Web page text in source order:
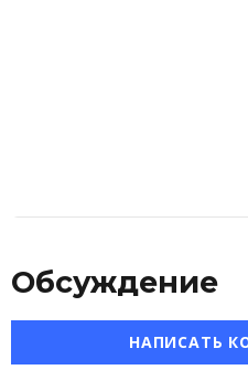
Обсуждение
НАПИСАТЬ